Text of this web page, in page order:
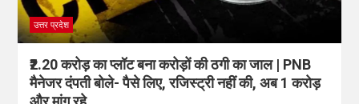
उत्तर प्रदेश
₹2.20 करोड़ का प्लॉट बना करोड़ों की ठगी का जाल | PNB
मैनेजर दंपती बोले- पैसे लिए, रजिस्ट्री नहीं की, अब 1 करोड़